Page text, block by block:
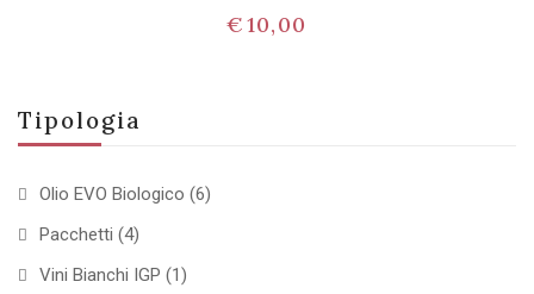
Tipologia
Olio EVO Biologico (6)
Pacchetti (4)
Vini Bianchi IGP (1)
€10,00